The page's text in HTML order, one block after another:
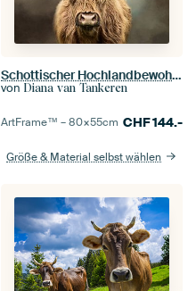
Schottischer Hochlandbewohner
von Diana van Tankeren
ArtFrame™ –80×55cm CHF144.-
Größe & Material selbst wählen